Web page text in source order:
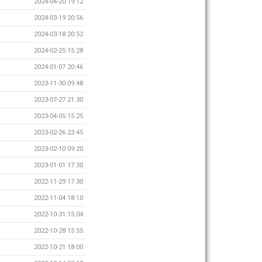
2024-03-19 20:56
2024-03-18 20:52
2024-02-25 15:28
2024-01-07 20:46
2023-11-30 09:48
2023-07-27 21:30
2023-04-05 15:25
2023-02-26 23:45
2023-02-10 09:20
2023-01-01 17:30
2022-11-29 17:30
2022-11-04 18:10
2022-10-31 15:04
2022-10-28 15:55
2022-10-21 18:00